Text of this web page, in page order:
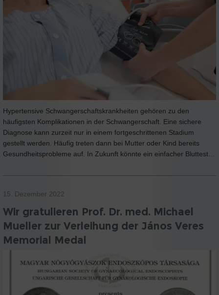
Hypertensive Schwangerschaftskrankheiten gehören zu den
häufigsten Komplikationen in der Schwangerschaft. Eine sichere
Diagnose kann zurzeit nur in einem fortgeschrittenen Stadium
gestellt werden. Häufig treten dann bei Mutter oder Kind bereits
Gesundheitsprobleme auf. In Zukunft könnte ein einfacher Bluttest…
15. Dezember 2022
Wir gratulieren Prof. Dr. med. Michael
Mueller zur Verleihung der János Veres
Memorial Medal